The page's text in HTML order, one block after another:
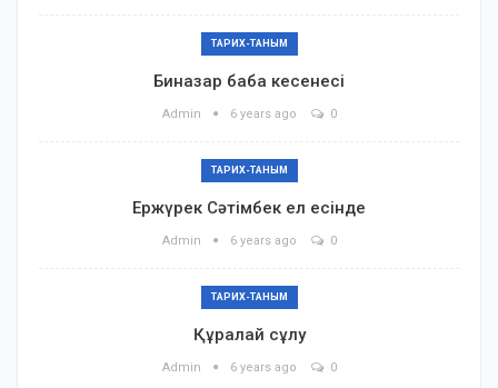
ТАРИХ-ТАНЫМ
Биназар баба кесенесі
Admin 6 years ago 0
ТАРИХ-ТАНЫМ
Ержүрек Сәтімбек ел есінде
Admin 6 years ago 0
ТАРИХ-ТАНЫМ
Құралай сұлу
Admin 6 years ago 0